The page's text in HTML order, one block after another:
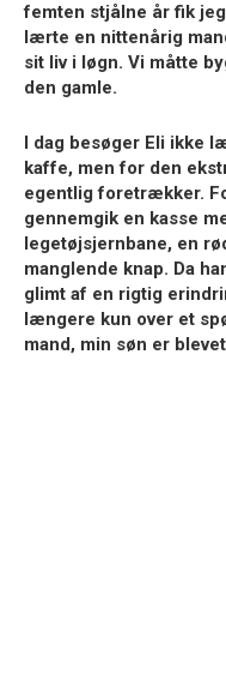
femten stjålne år fik
lærte en nittenårig
sit liv i løgn. Vi måtte
den gamle.
I dag besøger Eli ikke
kaffe, men for den
egentlig foretrækker.
gennemgik en kasse
legetøjsjernbane, en
manglende knap. Da
glimt af en rigtig
længere kun over et
mand, min søn er